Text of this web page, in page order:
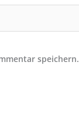
speichern.